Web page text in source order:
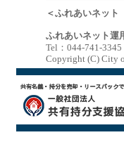
＜ふれあいネッ
ふれあいネット
Tel：044-741-3345
Copyright (C) City